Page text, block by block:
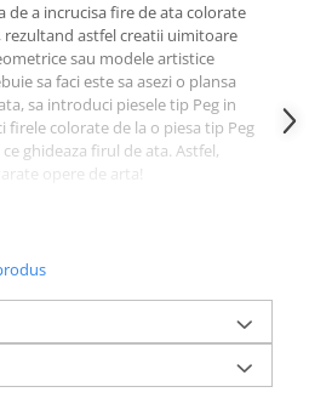
de a incrucisa fire de ata colorate
astfel creatii uimitoare
sau modele artistice
sa faci este sa asezi o plansa
sa introduci piesele tip Peg in
firele colorate de la o piesa tip Peg
ghideaza firul de ata. Astfel,
opere de arta!
coordonare mana-ochi.
String Art
de margareta,